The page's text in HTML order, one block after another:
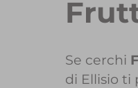
Se cerchi
di Ellisio ti